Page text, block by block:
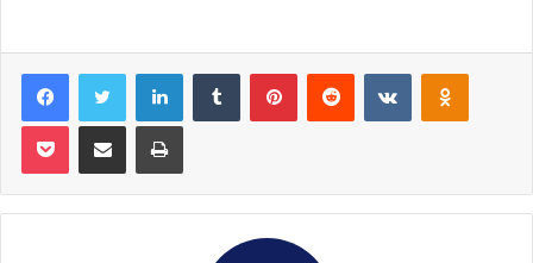
FacebookTwitter LinkedinTumblr PinterestReddit VK OK
Pocket Compartilhar via e-mail Imprimir